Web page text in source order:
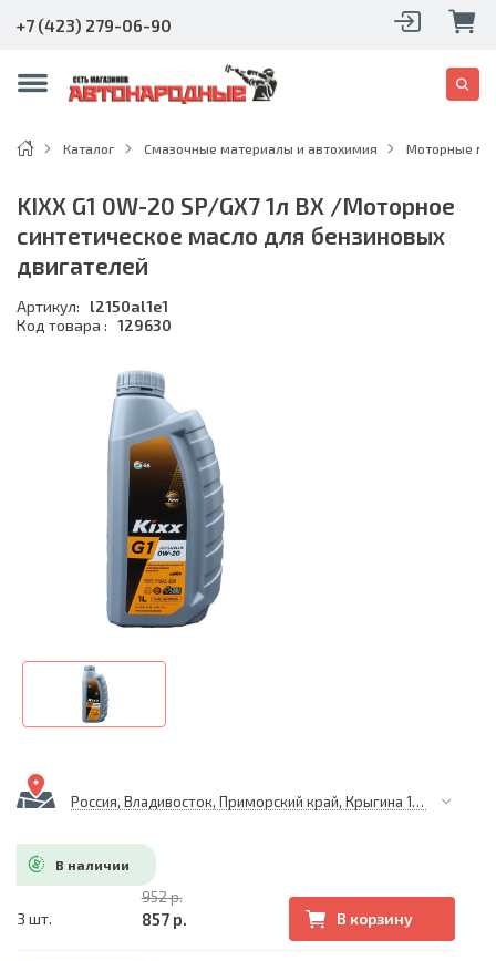
+7 (423) 279-06-90
Каталог Смазочные материалы и автохимия Моторные
KIXX G1 0W-20 SP/GX7 1л BX /Моторное
синтетическое масло для бензиновых
двигателей
Артикул:
l2150al1e1
Код товара : 129630
Россия, Владивосток, Приморский край, Крыгина 105
В наличии
3 шт.
952 р.
857 р. В корзину